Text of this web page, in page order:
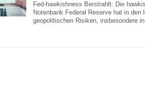
Fed-hawkishness Berstrahlt: Die
Notenbank Federal Reserve hat in den
geopolitischen Risiken, insbesondere